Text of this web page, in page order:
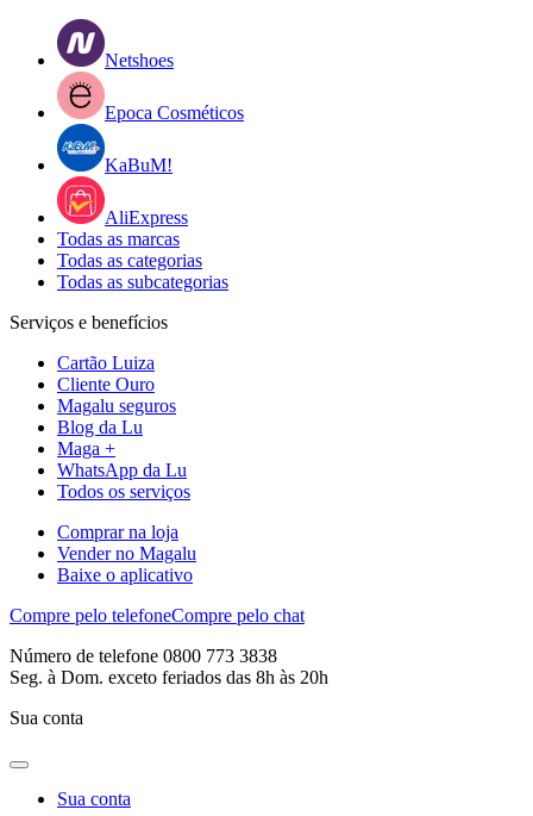
Netshoes
Epoca Cosméticos
KaBuM!
AliExpress
Todas as marcas
Todas as categorias
Todas as subcategorias
Serviços e benefícios
Cartão Luiza
Cliente Ouro
Magalu seguros
Blog da Lu
Maga +
WhatsApp da Lu
Todos os serviços
Comprar na loja
Vender no Magalu
Baixe o aplicativo
Compre pelo telefoneCompre pelo chat
Número de telefone 0800 773 3838
Seg. à Dom. exceto feriados das 8h às 20h
Sua conta
Sua conta